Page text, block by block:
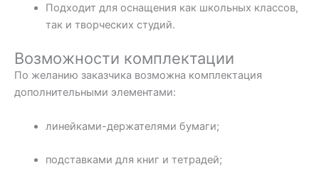
Подходит для оснащения как школьных классов,
так и творческих студий.
Возможности комплектации
По желанию заказчика возможна комплектация
дополнительными элементами:
линейками-держателями бумаги;
подставками для книг и тетрадей;